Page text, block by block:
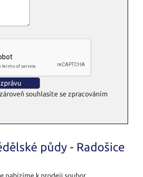
souhlasíte se zpracováním
půdy - Radošice